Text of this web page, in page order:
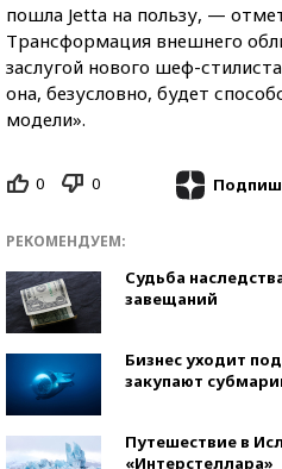
пошла Jetta на пользу, —
Трансформация внешнего
заслугой нового шеф-
она, безусловно, будет
модели».
0 0
РЕКОМЕНДУЕМ:
Судьба
завещаний
Бизнес уходит
закупают
Путешествие в
«Интерстеллара»